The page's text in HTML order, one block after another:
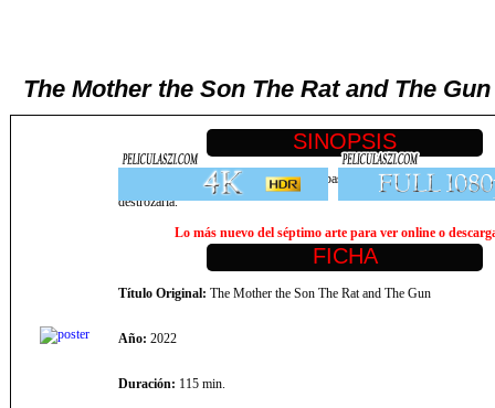
The Mother the Son The Rat and The
Gánsteres armados, abogados sin ley y bastardos traicioneros. Hay
destrozarla.
Lo más nuevo del séptimo arte para ver online o
Título Original: The Mother the Son The Rat and The Gun
Año: 2022
Duración: 115 min.